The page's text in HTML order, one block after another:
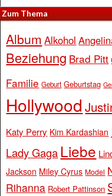
Zum Thema
Album Alkohol
Beziehung Brad Pitt
Familie Geburt Geburtstag
Hollywood
Katy Perry Kim Kardashian
Lady Gaga Liebe
Jackson Miley Cyrus Model
Rihanna Robert Pattinson